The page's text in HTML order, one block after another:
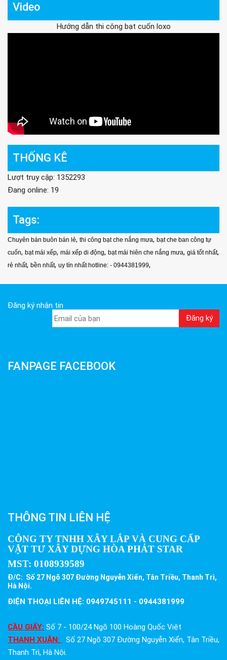
Video
Hướng dẫn thi công bạt cuốn loxo
THỐNG KÊ
Lượt truy cập: 1352293
Đang online: 19
Tags:
Chuyên bán buôn bán lẻ, thi công bạt che nắng mưa, bạt che ban công tự
cuốn, bạt mái xếp, mái xếp di động, bạt mái hiên che nắng mưa, giá tốt nhất,
rẻ nhất, bền nhất, uy tín nhất hotline: - 0944381999,
Đăng ký nhận tin
FANPAGE FACEBOOK
THÔNG TIN LIÊN HỆ
CÔNG TY TNHH XÂY LẮP VÀ CUNG CẤP
VẬT TƯ XÂY DỰNG HÒA PHÁT STAR
MST: 0108939589
Đ/C: Số 27 Ngõ 307 Đường Nguyễn Xiển, Tân Triều, Thanh Trì,
Hà Nội.
ĐIỆN THOẠI LIÊN HỆ: 0949745111 - 0944381999
CẦU GIẤY: Số 7 - 100/24 Ngõ 100 Hoàng Quốc Việt
THANH XUÂN:
Số 27 Ngõ 307 Đường Nguyễn Xiển, Tân Triều,
Thanh Trì, Hà Nội.